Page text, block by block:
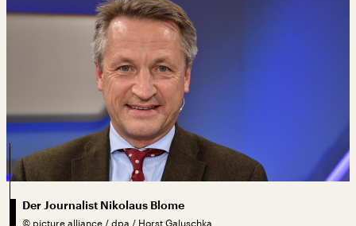
Der Journalist Nikolaus Blome
© picture alliance / dpa / Horst Galuschka